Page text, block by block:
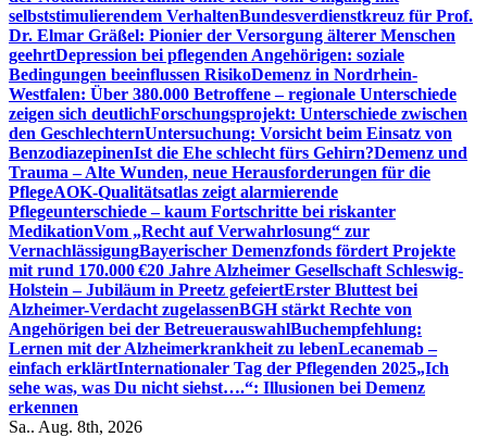
selbststimulierendem VerhaltenBundesverdienstkreuz für Prof.
Dr. Elmar Gräßel: Pionier der Versorgung älterer Menschen
geehrtDepression bei pflegenden Angehörigen: soziale
Bedingungen beeinflussen RisikoDemenz in Nordrhein-
Westfalen: Über 380.000 Betroffene – regionale Unterschiede
zeigen sich deutlichForschungsprojekt: Unterschiede zwischen
den GeschlechternUntersuchung: Vorsicht beim Einsatz von
BenzodiazepinenIst die Ehe schlecht fürs Gehirn?Demenz und
Trauma – Alte Wunden, neue Herausforderungen für die
PflegeAOK-Qualitätsatlas zeigt alarmierende
Pflegeunterschiede – kaum Fortschritte bei riskanter
MedikationVom „Recht auf Verwahrlosung“ zur
VernachlässigungBayerischer Demenzfonds fördert Projekte
mit rund 170.000 €20 Jahre Alzheimer Gesellschaft Schleswig-
Holstein – Jubiläum in Preetz gefeiertErster Bluttest bei
Alzheimer-Verdacht zugelassenBGH stärkt Rechte von
Angehörigen bei der BetreuerauswahlBuchempfehlung:
Lernen mit der Alzheimerkrankheit zu lebenLecanemab –
einfach erklärtInternationaler Tag der Pflegenden 2025„Ich
sehe was, was Du nicht siehst….“: Illusionen bei Demenz
erkennen
Sa.. Aug. 8th, 2026